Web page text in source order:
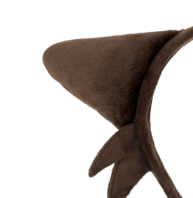
日本のコンテン
画です。
日本モバイル
日本のモバイル
ルを網羅するほ
解説を掲載。約20
若ゲのいたり
『うつヌケ』『
一先生によるゲー